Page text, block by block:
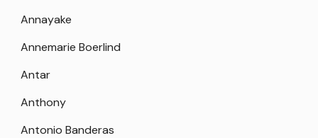
Annayake
Annemarie Boerlind
Antar
Anthony
Antonio Banderas